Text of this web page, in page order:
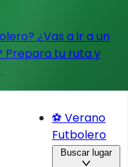
¿Vas a ir a un
Prepara tu ruta y
⚽ Verano
Futbolero
Buscar lugar